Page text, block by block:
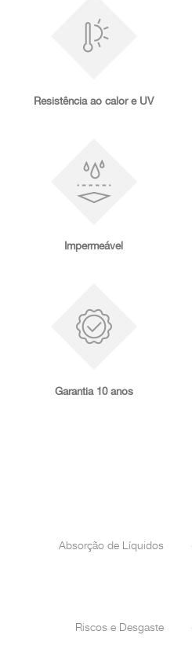
Resistência ao calor e UV
Impermeável
Garantia 10 anos
Absorção de Líquidos
Riscos e Desgaste